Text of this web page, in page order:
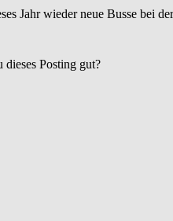
Jahr wieder neue Busse bei
dieses Posting gut?